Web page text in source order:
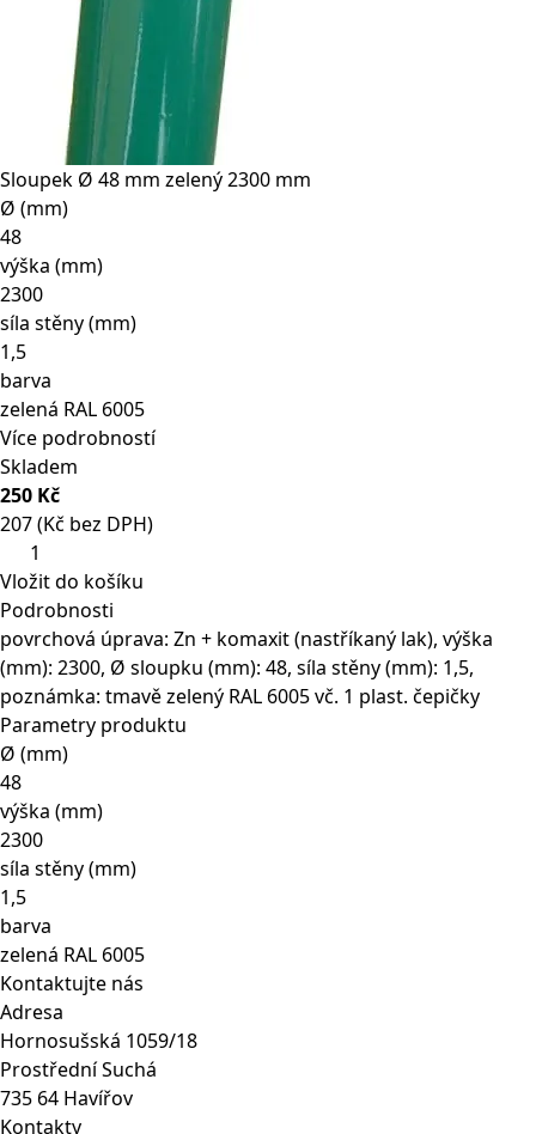
Sloupek Ø 48 mm zelený 2300 mm
Ø (mm)
48
výška (mm)
2300
síla stěny (mm)
1,5
barva
zelená RAL 6005
Více podrobností
Skladem
250 Kč
207 (Kč bez DPH)
Sloupek
Ø
48
mm
zelený
2300
mm
množství
Vložit do košíku
Podrobnosti
povrchová úprava: Zn + komaxit (nastříkaný lak), výška
(mm): 2300, Ø sloupku (mm): 48, síla stěny (mm): 1,5,
poznámka: tmavě zelený RAL 6005 vč. 1 plast. čepičky
Parametry produktu
Ø (mm)
48
výška (mm)
2300
síla stěny (mm)
1,5
barva
zelená RAL 6005
Kontaktujte nás
Adresa
Hornosušská 1059/18
Prostřední Suchá
735 64 Havířov
Kontakty